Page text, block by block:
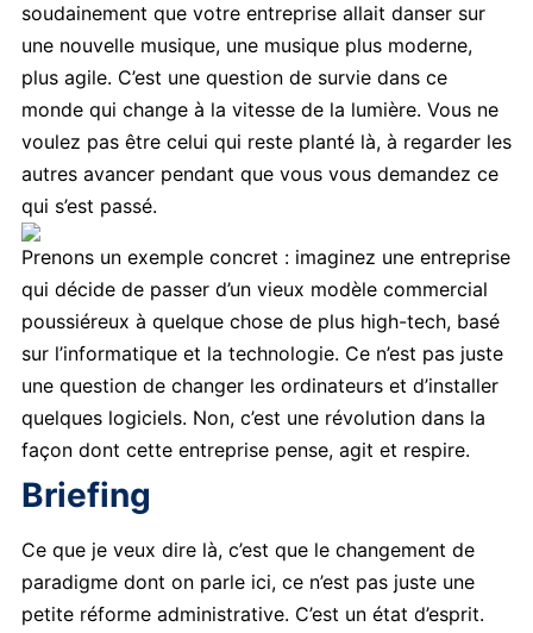
soudainement que votre entreprise allait danser sur
une nouvelle musique, une musique plus moderne,
plus agile. C’est une question de survie dans ce
monde qui change à la vitesse de la lumière. Vous ne
voulez pas être celui qui reste planté là, à regarder les
autres avancer pendant que vous vous demandez ce
qui s’est passé.
Prenons un exemple concret : imaginez une entreprise
qui décide de passer d’un vieux modèle commercial
poussiéreux à quelque chose de plus high-tech, basé
sur l’informatique et la technologie. Ce n’est pas juste
une question de changer les ordinateurs et d’installer
quelques logiciels. Non, c’est une révolution dans la
façon dont cette entreprise pense, agit et respire.
Briefing
Ce que je veux dire là, c’est que le changement de
paradigme dont on parle ici, ce n’est pas juste une
petite réforme administrative. C’est un état d’esprit.